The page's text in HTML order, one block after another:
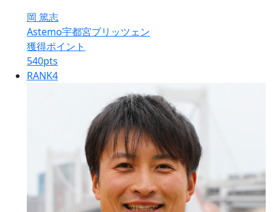
岡 篤志
Astemo宇都宮ブリッツェン
獲得ポイント
540pts
RANK4